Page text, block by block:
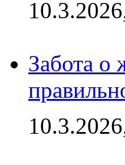
Забота о